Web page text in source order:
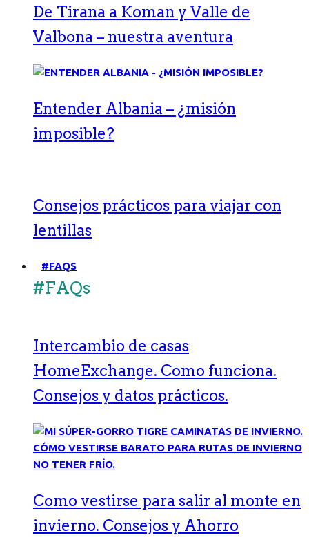
De Tirana a Koman y Valle de
Valbona – nuestra aventura
Entender Albania – ¿misión
imposible?
Consejos prácticos para viajar con
lentillas
#FAQS
#FAQs
Intercambio de casas
HomeExchange. Como funciona.
Consejos y datos prácticos.
Como vestirse para salir al monte en
invierno. Consejos y Ahorro